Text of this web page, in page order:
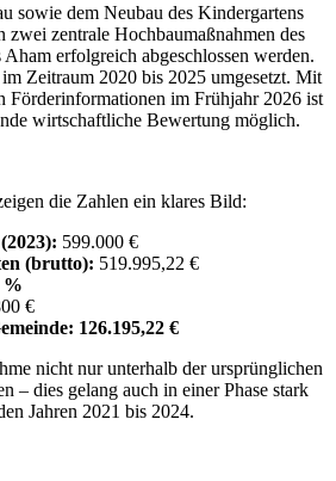
sowie dem Neubau des Kindergartens
zentrale Hochbaumaßnahmen des
erfolgreich abgeschlossen werden.
Zeitraum 2020 bis 2025 umgesetzt. Mit
Förderinformationen im Frühjahr 2026 ist
wirtschaftliche Bewertung möglich.
die Zahlen ein klares Bild:
599.000 €
(brutto): 519.995,22 €
%
€
126.195,22 €
nicht nur unterhalb der ursprünglichen
– dies gelang auch in einer Phase stark
Jahren 2021 bis 2024.